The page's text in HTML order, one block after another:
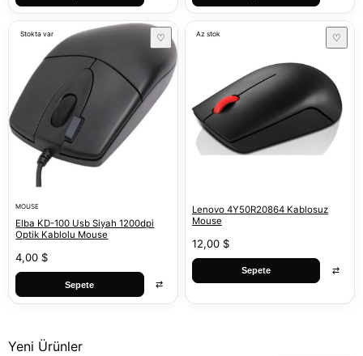
Stokta var ♡
MOUSE
Elba KD-100 Usb Siyah 1200dpi
Optik Kablolu Mouse
4,00 $
Sepete ⇄
Az stok ♡
Lenovo 4Y50R20864 Kablosuz
Mouse
12,00 $
Sepete ⇄
Yeni Ürünler